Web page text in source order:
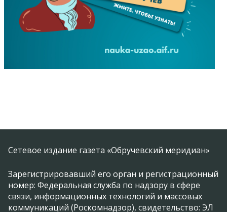
Сетевое издание газета «Обручевский меридиан»
Зарегистрировавший его орган и регистрационный
номер: Федеральная служба по надзору в сфере
связи, информационных технологий и массовых
коммуникаций (Роскомнадзор), свидетельство: ЭЛ